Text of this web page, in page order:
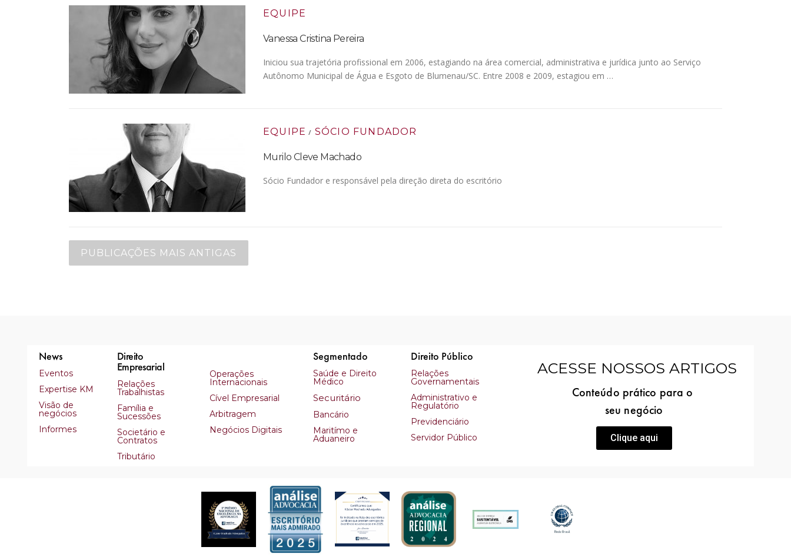
EQUIPE
Vanessa Cristina Pereira
Iniciou sua trajetória profissional em 2006, estagiando na área comercial, administrativa e jurídica junto ao Serviço
Autônomo Municipal de Água e Esgoto de Blumenau/SC. Entre 2008 e 2009, estagiou em …
EQUIPE / SÓCIO FUNDADOR
Murilo Cleve Machado
Sócio Fundador e responsável pela direção direta do escritório
PUBLICAÇÕES MAIS ANTIGAS
News
Eventos
Expertise KM
Visão de
negócios
Informes
Direito
Empresarial
Relações
Trabalhistas
Família e
Sucessões
Societário e
Contratos
Tributário
Operações
Internacionais
Cível Empresarial
Arbitragem
Negócios Digitais
Segmentado
Saúde e Direito
Médico
Securitário
Bancário
Maritímo e
Aduaneiro
Direito Público
Relações
Governamentais
Administrativo e
Regulatório
Previdenciário
Servidor Público
ACESSE NOSSOS ARTIGOS
Conteúdo prático para o
seu negócio
Clique aqui